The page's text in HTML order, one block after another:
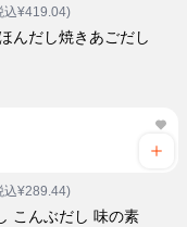
込¥419.04)
んだし焼きあごだし
込¥289.44)
こんぶだし 味の素